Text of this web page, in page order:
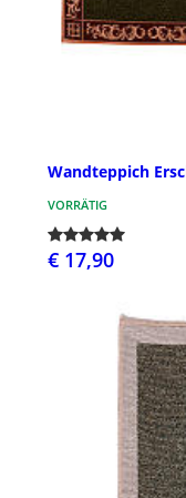
Wandteppich
VORRÄTIG
€ 17,90